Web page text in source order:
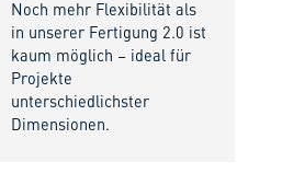
Noch mehr Flexibilität als
in unserer Fertigung 2.0 ist
kaum möglich – ideal für
Projekte
unterschiedlichster
Dimensionen.